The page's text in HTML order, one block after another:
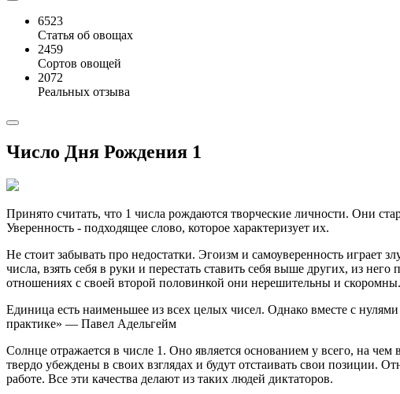
6523
Статья об овощах
2459
Сортов овощей
2072
Реальных отзыва
Число Дня Рождения 1
Принято считать, что 1 числа рождаются творческие личности. Они
Уверенность - подходящее слово, которое характеризует их.
Не стоит забывать про недостатки. Эгоизм и самоуверенность
числа, взять себя в руки и перестать ставить себя выше других, из
отношениях с своей второй половинкой они нерешительны и
Единица есть наименьшее из всех целых чисел. Однако вместе с
практике» — Павел Адельгейм
Солнце отражается в числе 1. Оно является основанием у всего, на
твердо убеждены в своих взглядах и будут отстаивать свои позиции.
работе. Все эти качества делают из таких людей диктаторов.